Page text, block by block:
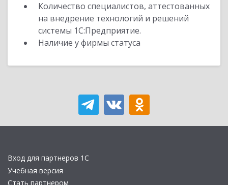
Количество специалистов, аттестованных
на внедрение технологий и решений
системы 1С:Предприятие.
Наличие у фирмы статуса
Вход для партнеров 1С
Учебная версия
Стать партнером